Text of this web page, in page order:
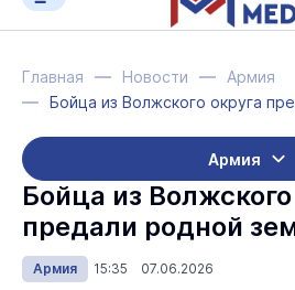
Главная Новости
Армия
Бойца из Волжского округа
Армия
Бойца из Волжского
предали родной
Армия 15:35 07.06.2026